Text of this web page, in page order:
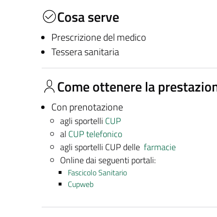
Cosa serve
Prescrizione del medico
Tessera sanitaria
Come ottenere la
Con prenotazione
agli sportelli CUP
al CUP telefonico
agli sportelli CUP delle farmacie
Online dai seguenti portali:
Fascicolo Sanitario
Cupweb